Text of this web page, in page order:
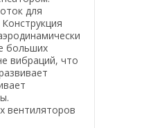
для
больших
вибраций, что
вентиляторов